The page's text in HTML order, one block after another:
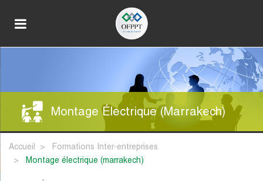
Montage Électrique (Marrakech)
Accueil
Formations Inter-entreprises
montage électrique (marrakech)